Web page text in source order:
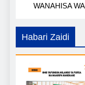
WANAHISA
Habari Zaidi